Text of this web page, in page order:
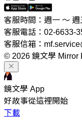
客服時間：週一 ～ 週
客服電話：02-6633-
客服信箱：
© 2026 鏡文學 Mirror
鏡文學 App
好故事從這裡開始
下載